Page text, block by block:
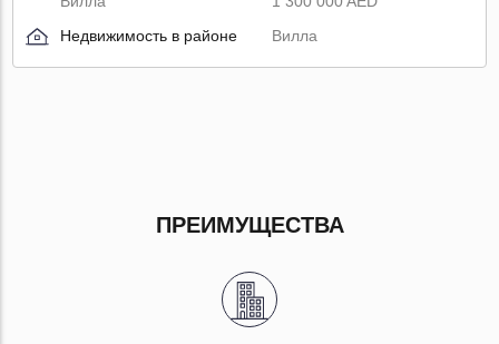
Недвижимость в районе
Вилла
ПРЕИМУЩЕСТВА